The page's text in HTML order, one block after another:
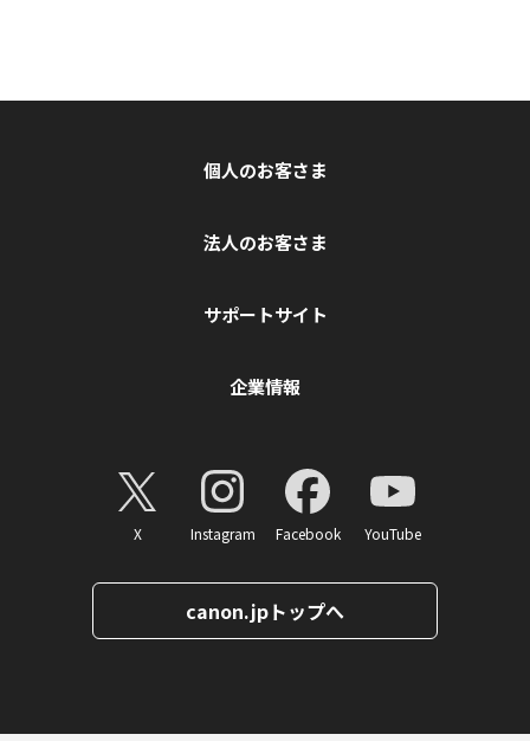
個人のお客さま
法人のお客さま
サポートサイト
企業情報
X Instagram Facebook YouTube
canon.jpトップへ